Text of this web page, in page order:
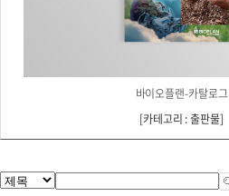
바이오플랜-카탈로그
[카테고리 : 출판물]